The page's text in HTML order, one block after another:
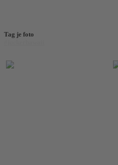
Tag je foto